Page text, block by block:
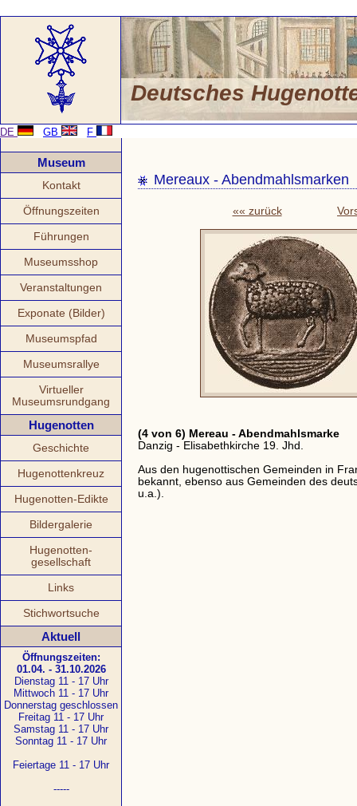
Deutsches
DE GB F
Museum
Kontakt
Öffnungszeiten
Führungen
Museumsshop
Veranstaltungen
Exponate (Bilder)
Museumspfad
Museumsrallye
Virtueller
Museumsrundgang
Hugenotten
Geschichte
Hugenottenkreuz
Hugenotten-Edikte
Bildergalerie
Hugenotten-
gesellschaft
Links
Stichwortsuche
Aktuell
Öffnungszeiten:
01.04. - 31.10.2026
Dienstag 11 - 17 Uhr
Mittwoch 11 - 17 Uhr
Donnerstag geschlossen
Freitag 11 - 17 Uhr
Samstag 11 - 17 Uhr
Sonntag 11 - 17 Uhr
Feiertage 11 - 17 Uhr
-----
Mereaux - Abendmahlsmarken
«« zurück
(4 von 6) Mereau - Abendmahlsmarke
Danzig - Elisabethkirche 19. Jhd.
Aus den hugenottischen Gemeinden in
bekannt, ebenso aus Gemeinden des
u.a.).